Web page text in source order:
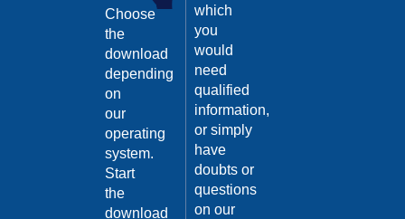
Choose
the
download
depending
on
our
operating
system.
Start
the
download
which
you
would
need
qualified
information,
or simply
have
doubts or
questions
on our